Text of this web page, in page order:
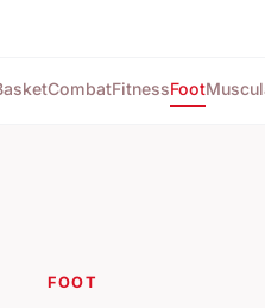
CombatFitnessFoot
FOOT